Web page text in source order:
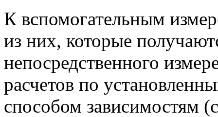
К вспомогательным
из них, которые
непосредственного
расчетов по
способом зависимостям